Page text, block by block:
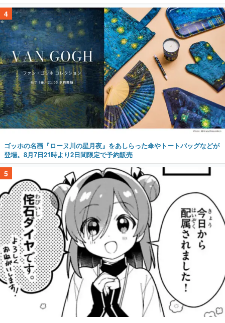
4
ゴッホの名画『ローヌ川の星月夜』をあしらった傘やトートバッグなどが
登場。8月7日21時より2日間限定で予約販売
5